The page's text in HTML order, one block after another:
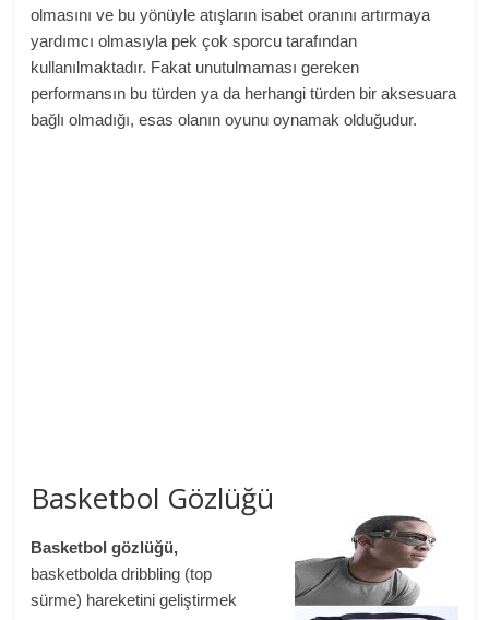
olmasını ve bu yönüyle atışların isabet oranını artırmaya
yardımcı olmasıyla pek çok sporcu tarafından
kullanılmaktadır. Fakat unutulmaması gereken
performansın bu türden ya da herhangi türden bir aksesuara
bağlı olmadığı, esas olanın oyunu oynamak olduğudur.
Basketbol Gözlüğü
Basketbol gözlüğü,
basketbolda dribbling (top
sürme) hareketini geliştirmek